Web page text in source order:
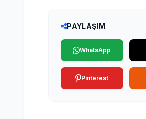
PAYLAŞIM
WhatsApp
Pinterest